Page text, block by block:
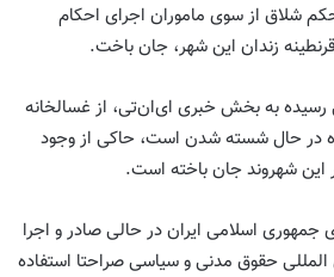
شلاق از سوی ماموران اجرای احکام
زندان این شهر، جان باخت.
رسیده به بخش خبری ای‌ان‌تی، از غسالخانه
در حال شسته شدن است، حاکی از وجود
این شهروند جان باخته است.
جمهوری اسلامی ایران در حالی صادر و اجرا
حقوق مدنی و سیاسی صراحتا استفاده